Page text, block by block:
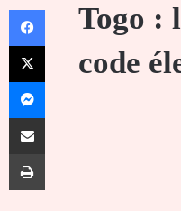
Togo :
code
Facebook
X
Messenger
Partager par email